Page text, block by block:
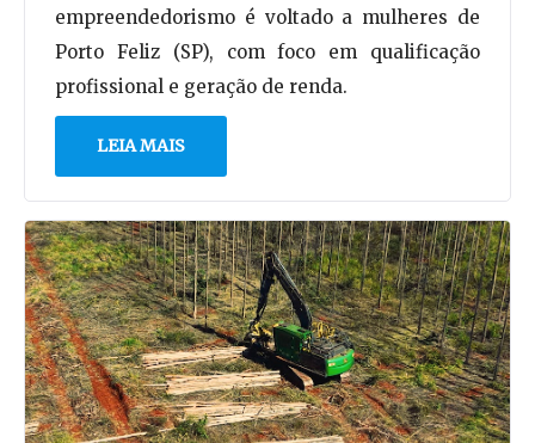
empreendedorismo é voltado a mulheres de
Porto Feliz (SP), com foco em qualificação
profissional e geração de renda.
LEIA MAIS